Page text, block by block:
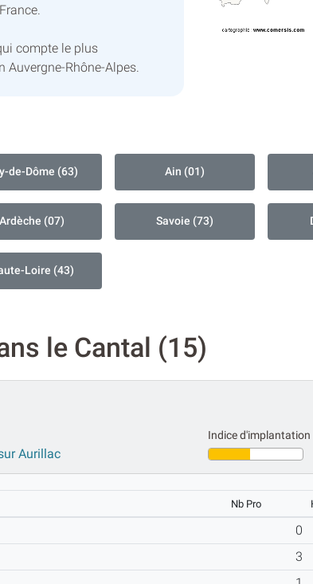
compte le plus
Auvergne-Rhône-Alpes.
de-Dôme (63) Ain (01)
Ardèche (07) Savoie (73)
Loire (43)
le Cantal (15)
Aurillac
Indice d'implantation
Nb Pro
0
3